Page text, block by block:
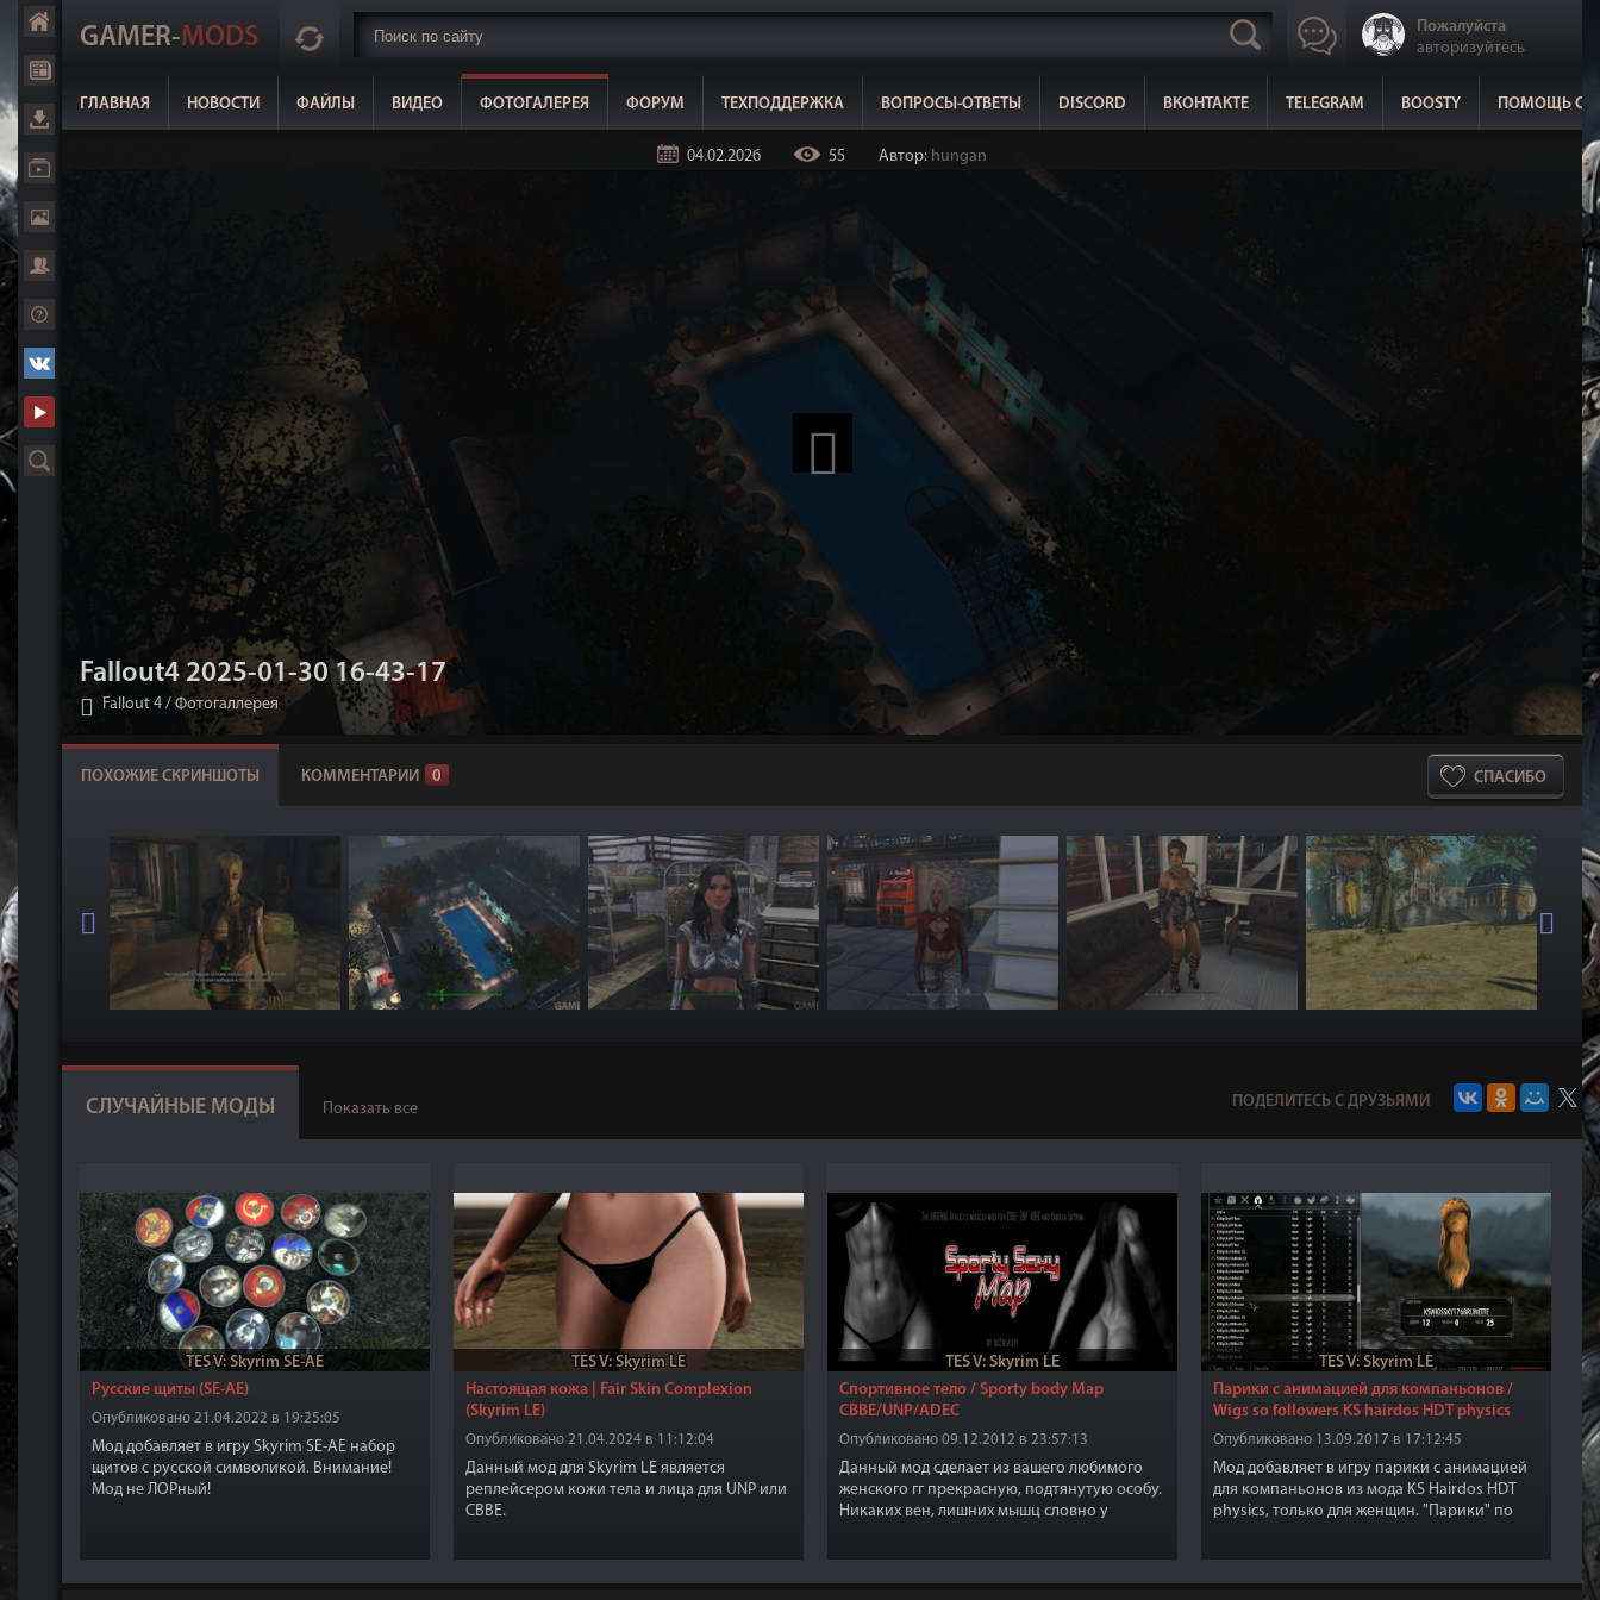
GAMER-MODS
Пожалуйста
авторизуйтесь
ГЛАВНАЯ НОВОСТИ ФАЙЛЫ ВИДЕО ФОТОГАЛЕРЕЯ ФОРУМ ТЕХПОДДЕРЖКА ВОПРОСЫ-ОТВЕТЫ DISCORD ВКОНТАКТЕ TELEGRAM BOOSTY ПОМОЩЬ
04.02.2026 55 Автор: hungan
Fallout4 2025-01-30 16-43-17
Fallout 4 / Фотогаллерея
СПАСИБО
ПОХОЖИЕ СКРИНШОТЫ КОММЕНТАРИИ 0
СЛУЧАЙНЫЕ МОДЫ Показать все ПОДЕЛИТЕСЬ С ДРУЗЬЯМИ
TES V: Skyrim SE-AE
Русские щиты (SE-AE)
Опубликовано 21.04.2022 в 19:25:05
Мод добавляет в игру Skyrim SE-AE набор
щитов с русской символикой. Внимание!
Мод не ЛОРный!
TES V: Skyrim LE
Настоящая кожа | Fair Skin Complexion
(Skyrim LE)
Опубликовано 21.04.2024 в 11:12:04
Данный мод для Skyrim LE является
реплейсером кожи тела и лица для UNP или
CBBE.
TES V: Skyrim LE
Спортивное тело / Sporty body Map
CBBE/UNP/ADEC
Опубликовано 09.12.2012 в 23:57:13
Данный мод сделает из вашего любимого
женского гг прекрасную, подтянутую особу.
Никаких вен, лишних мышц словно у
TES V: Skyrim LE
Парики с анимацией для компаньонов /
Wigs so followers KS hairdos HDT physics
Опубликовано 13.09.2017 в 17:12:45
Мод добавляет в игру парики с анимацией
для компаньонов из мода KS Hairdos HDT
physics, только для женщин. "Парики" по